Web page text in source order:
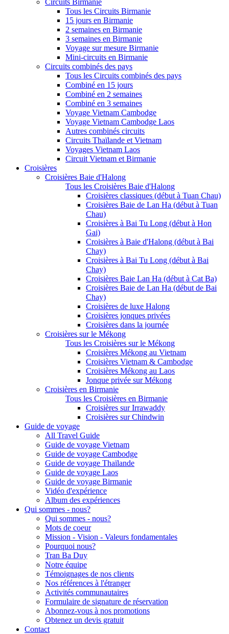
Circuits Birmanie
Tous les Circuits Birmanie
15 jours en Birmanie
2 semaines en Birmanie
3 semaines en Birmanie
Voyage sur mesure Birmanie
Mini-circuits en Birmanie
Circuits combinés des pays
Tous les Circuits combinés des pays
Combiné en 15 jours
Combiné en 2 semaines
Combiné en 3 semaines
Voyage Vietnam Cambodge
Voyage Vietnam Cambodge Laos
Autres combinés circuits
Circuits Thaïlande et Vietnam
Voyages Vietnam Laos
Circuit Vietnam et Birmanie
Croisières
Croisières Baie d'Halong
Tous les Croisières Baie d'Halong
Croisières classiques (début à Tuan Chau)
Croisières Baie de Lan Ha (début à Tuan
Chau)
Croisières à Bai Tu Long (début à Hon
Gai)
Croisières à Baie d'Halong (début à Bai
Chay)
Croisières à Bai Tu Long (début à Bai
Chay)
Croisières Baie Lan Ha (début à Cat Ba)
Croisières Baie de Lan Ha (début de Bai
Chay)
Croisières de luxe Halong
Croisières jonques privées
Croisières dans la journée
Croisières sur le Mékong
Tous les Croisières sur le Mékong
Croisières Mékong au Vietnam
Croisières Vietnam & Cambodge
Croisières Mékong au Laos
Jonque privée sur Mékong
Croisières en Birmanie
Tous les Croisières en Birmanie
Croisières sur Irrawaddy
Croisières sur Chindwin
Guide de voyage
All Travel Guide
Guide de voyage Vietnam
Guide de voyage Cambodge
Guide de voyage Thaïlande
Guide de voyage Laos
Guide de voyage Birmanie
Vidéo d'expérience
Album des expériences
Qui sommes - nous?
Qui sommes - nous?
Mots de coeur
Mission - Vision - Valeurs fondamentales
Pourquoi nous?
Tran Ba Duy
Notre équipe
Témoignages de nos clients
Nos références à l'étranger
Activités communautaires
Formulaire de signature de réservation
Abonnez-vous à nos promotions
Obtenez un devis gratuit
Contact